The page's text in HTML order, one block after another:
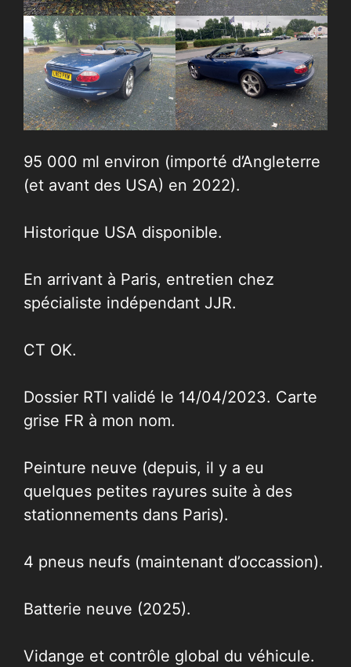
95 000 ml environ (importé d’Angleterre
(et avant des USA) en 2022).
Historique USA disponible.
En arrivant à Paris, entretien chez
spécialiste indépendant JJR.
CT OK.
Dossier RTI validé le 14/04/2023. Carte
grise FR à mon nom.
Peinture neuve (depuis, il y a eu
quelques petites rayures suite à des
stationnements dans Paris).
4 pneus neufs (maintenant d’occassion).
Batterie neuve (2025).
Vidange et contrôle global du véhicule.